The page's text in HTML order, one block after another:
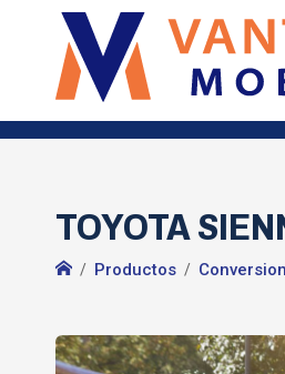
TOYOTA
Productos